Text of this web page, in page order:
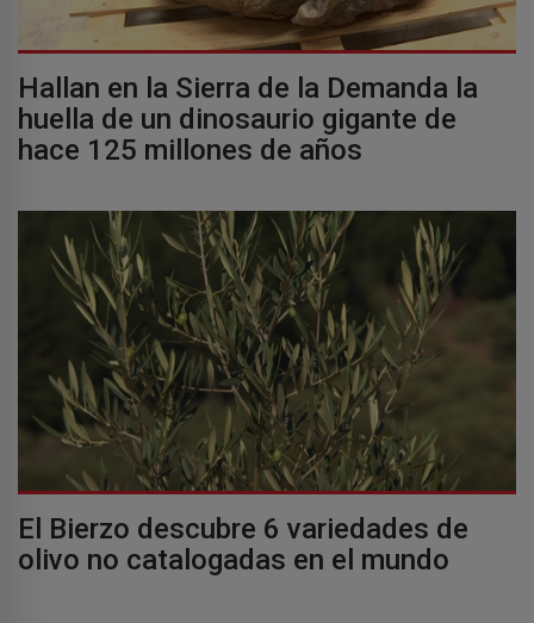
Hallan en la Sierra de la Demanda la
huella de un dinosaurio gigante de
hace 125 millones de años
El Bierzo descubre 6 variedades de
olivo no catalogadas en el mundo